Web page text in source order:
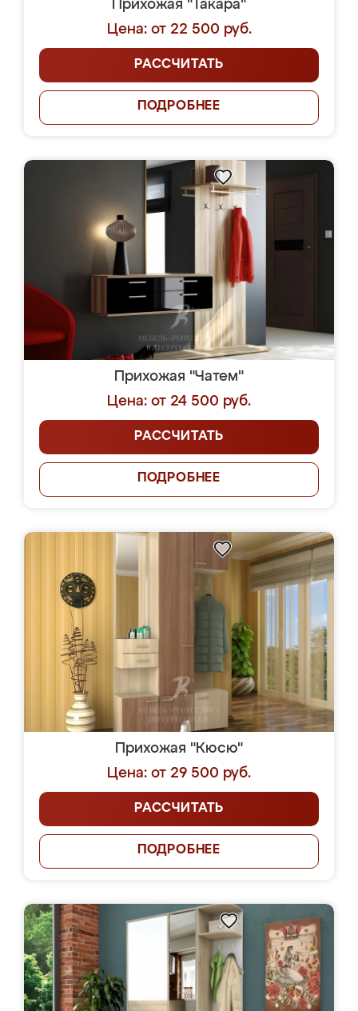
Прихожая "Такара"
Цена: от 22 500 руб.
РАССЧИТАТЬ
ПОДРОБНЕЕ
Прихожая "Чатем"
Цена: от 24 500 руб.
РАССЧИТАТЬ
ПОДРОБНЕЕ
Прихожая "Кюсю"
Цена: от 29 500 руб.
РАССЧИТАТЬ
ПОДРОБНЕЕ